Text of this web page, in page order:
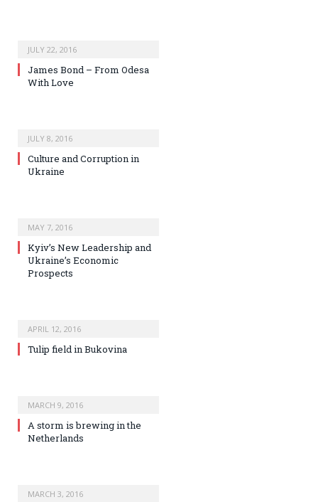
JULY 22, 2016
James Bond – From Odesa
With Love
JULY 8, 2016
Culture and Corruption in
Ukraine
MAY 7, 2016
Kyiv’s New Leadership and
Ukraine’s Economic
Prospects
APRIL 12, 2016
Tulip field in Bukovina
MARCH 9, 2016
A storm is brewing in the
Netherlands
MARCH 3, 2016